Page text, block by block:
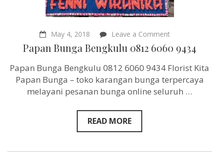
May 4, 2018 Leave a Commenton
Bunga
0812
9434
Papan Bunga Bengkulu 0812 6060 9434
Papan Bunga Bengkulu 0812 6060 9434 Florist Kita
Papan Bunga – toko karangan bunga terpercaya
melayani pesanan bunga online seluruh …
READ MORE